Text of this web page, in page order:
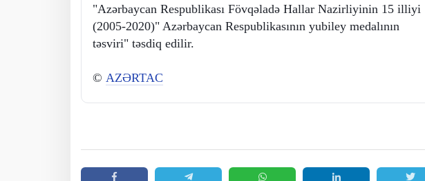
"Azərbaycan Respublikası Fövqəladə Hallar Nazirliyinin 15 illiyi
(2005-2020)" Azərbaycan Respublikasının yubiley medalının
təsviri" təsdiq edilir.
© AZƏRTAC